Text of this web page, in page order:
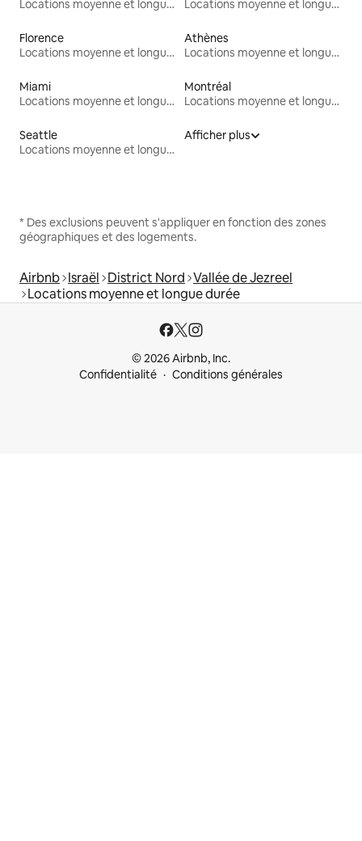
Locations moyenne et longue durée Locations moyenne et longue durée
Florence
Locations moyenne et longue durée
Athènes
Locations moyenne et longue durée
Miami
Locations moyenne et longue durée
Montréal
Locations moyenne et longue durée
Seattle
Locations moyenne et longue durée
Afficher plus
* Des exclusions peuvent s'appliquer en fonction des zones
géographiques et des logements.
Airbnb Israël District Nord Vallée de Jezreel
Locations moyenne et longue durée
© 2026 Airbnb, Inc.
Confidentialité
Conditions générales